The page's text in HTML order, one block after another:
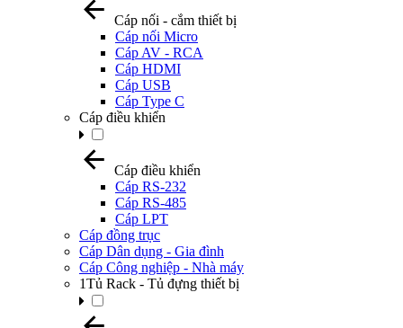
Cáp nối - cắm thiết bị
Cáp nối Micro
Cáp AV - RCA
Cáp HDMI
Cáp USB
Cáp Type C
Cáp điều khiển
Cáp điều khiển
Cáp RS-232
Cáp RS-485
Cáp LPT
Cáp đồng trục
Cáp Dân dụng - Gia đình
Cáp Công nghiệp - Nhà máy
1Tủ Rack - Tủ đựng thiết bị